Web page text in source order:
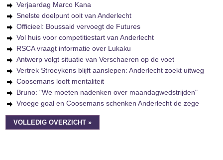
Verjaardag Marco Kana
Snelste doelpunt ooit van Anderlecht
Officieel: Boussaid vervoegt de Futures
Vol huis voor competitiestart van Anderlecht
RSCA vraagt informatie over Lukaku
Antwerp volgt situatie van Verschaeren op de voet
Vertrek Stroeykens blijft aanslepen: Anderlecht zoekt uitweg
Coosemans looft mentaliteit
Bruno: "We moeten nadenken over maandagwedstrijden"
Vroege goal en Coosemans schenken Anderlecht de zege
VOLLEDIG OVERZICHT »